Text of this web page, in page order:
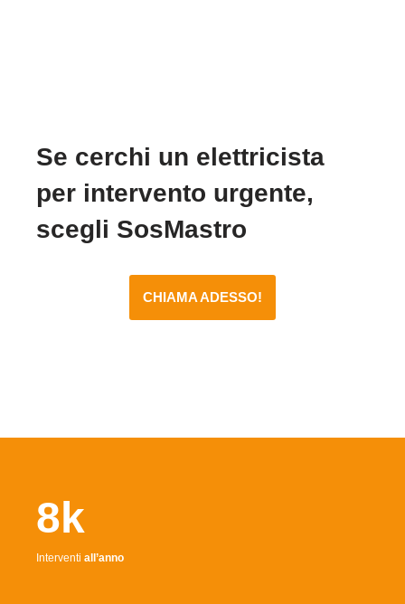
Se cerchi un elettricista
per intervento urgente,
scegli SosMastro
CHIAMA ADESSO!
8k
Interventi all’anno